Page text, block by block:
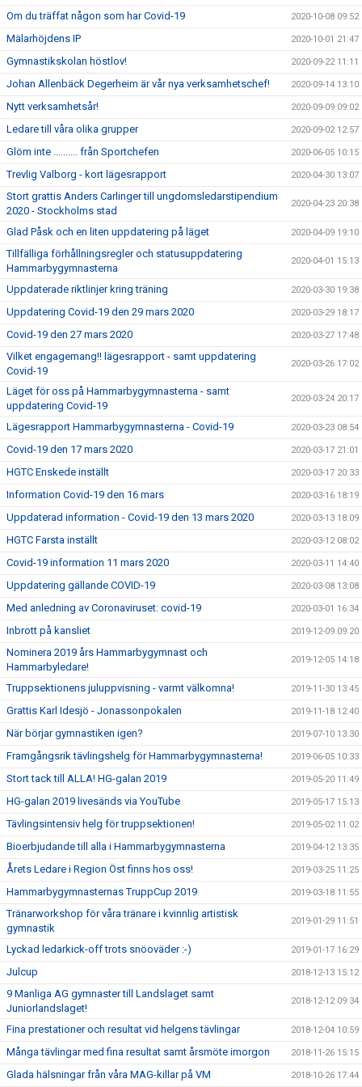
Om du träffat någon som har Covid-19 2020-10-08 09:52
Mälarhöjdens IP 2020-10-01 21:47
Gymnastikskolan höstlov! 2020-09-22 11:11
Johan Allenbäck Degerheim är vår nya verksamhetschef! 2020-09-14 13:10
Nytt verksamhetsår! 2020-09-09 09:02
Ledare till våra olika grupper 2020-09-02 12:57
Glöm inte .......... från Sportchefen 2020-06-05 10:15
Trevlig Valborg - kort lägesrapport 2020-04-30 13:07
Stort grattis Anders Carlinger till ungdomsledarstipendium
2020 - Stockholms stad
2020-04-23 20:38
Glad Påsk och en liten uppdatering på läget 2020-04-09 19:10
Tillfälliga förhållningsregler och statusuppdatering
Hammarbygymnasterna
2020-04-01 15:13
Uppdaterade riktlinjer kring träning 2020-03-30 19:38
Uppdatering Covid-19 den 29 mars 2020 2020-03-29 18:17
Covid-19 den 27 mars 2020 2020-03-27 17:48
Vilket engagemang!! lägesrapport - samt uppdatering
Covid-19
2020-03-26 17:02
Läget för oss på Hammarbygymnasterna - samt
uppdatering Covid-19
2020-03-24 20:17
Lägesrapport Hammarbygymnasterna - Covid-19 2020-03-23 08:54
Covid-19 den 17 mars 2020 2020-03-17 21:01
HGTC Enskede inställt 2020-03-17 20:33
Information Covid-19 den 16 mars 2020-03-16 18:19
Uppdaterad information - Covid-19 den 13 mars 2020 2020-03-13 18:09
HGTC Farsta inställt 2020-03-12 08:02
Covid-19 information 11 mars 2020 2020-03-11 14:40
Uppdatering gällande COVID-19 2020-03-08 13:08
Med anledning av Coronaviruset: covid-19 2020-03-01 16:34
Inbrott på kansliet 2019-12-09 09:20
Nominera 2019 års Hammarbygymnast och
Hammarbyledare!
2019-12-05 14:18
Truppsektionens juluppvisning - varmt välkomna! 2019-11-30 13:45
Grattis Karl Idesjö - Jonassonpokalen 2019-11-18 12:40
När börjar gymnastiken igen? 2019-07-10 13:30
Framgångsrik tävlingshelg för Hammarbygymnasterna! 2019-06-05 10:33
Stort tack till ALLA! HG-galan 2019 2019-05-20 11:49
HG-galan 2019 livesänds via YouTube 2019-05-17 15:13
Tävlingsintensiv helg för truppsektionen! 2019-05-02 11:02
Bioerbjudande till alla i Hammarbygymnasterna 2019-04-12 13:35
Årets Ledare i Region Öst finns hos oss! 2019-03-25 11:25
Hammarbygymnasternas TruppCup 2019 2019-03-18 11:55
Tränarworkshop för våra tränare i kvinnlig artistisk
gymnastik
2019-01-29 11:51
Lyckad ledarkick-off trots snöoväder :-) 2019-01-17 16:29
Julcup 2018-12-13 15:12
9 Manliga AG gymnaster till Landslaget samt
Juniorlandslaget!
2018-12-12 09:34
Fina prestationer och resultat vid helgens tävlingar 2018-12-04 10:59
Många tävlingar med fina resultat samt årsmöte imorgon 2018-11-26 15:15
Glada hälsningar från våra MAG-killar på VM 2018-10-26 17:44